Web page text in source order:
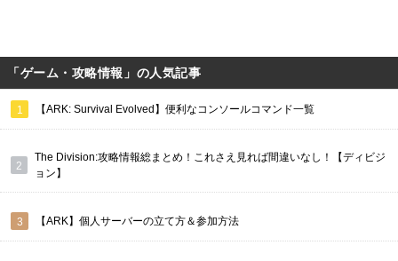
「ゲーム・攻略情報」の人気記事
【ARK: Survival Evolved】便利なコンソールコマンド一覧
The Division:攻略情報総まとめ！これさえ見れば間違いなし！【ディビジ
ョン】
【ARK】個人サーバーの立て方＆参加方法